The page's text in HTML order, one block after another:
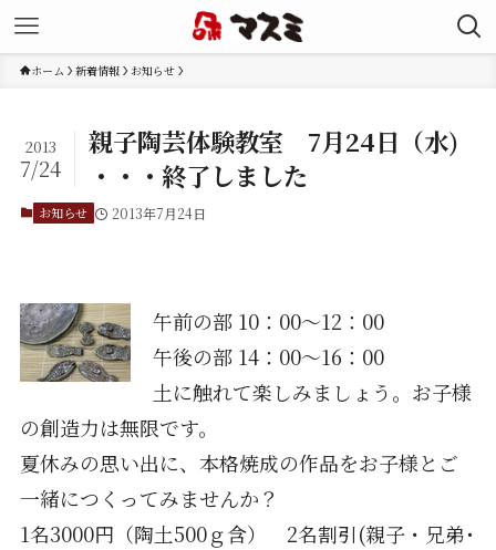
ホーム 新着情報 お知らせ
親子陶芸体験教室 7月24日（水)
・・・終了しました
2013
7/24
お知らせ 2013年7月24日
午前の部 10：00～12：00
午後の部 14：00～16：00
土に触れて楽しみましょう。お子様
の創造力は無限です。
夏休みの思い出に、本格焼成の作品をお子様とご
一緒につくってみませんか？
1名3000円（陶土500ｇ含） 2名割引(親子・兄弟･